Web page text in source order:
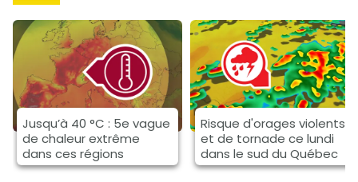
Jusqu’à 40 °C : 5e vague
de chaleur extrême
dans ces régions
Risque d'orages violents
et de tornade ce lundi
dans le sud du Québec